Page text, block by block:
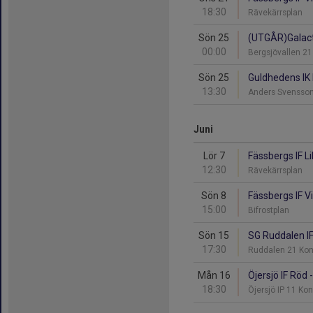
18:30
Rävekärrsplan
Sön 25
00:00
Bergsjövallen
Sön 25
13:30
Guldhedens IK
Anders
Juni
Lör 7
12:30
Fässbergs IF
Rävekärrsplan
Sön 8
15:00
Fässbergs IF
Bifrostplan
Sön 15
17:30
SG Ruddalen
Ruddalen 21
Mån 16
18:30
Öjersjö IF Röd
Öjersjö IP 11